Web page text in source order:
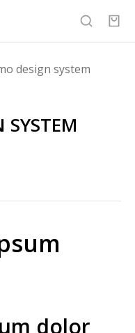
design system
SYSTEM
dolor